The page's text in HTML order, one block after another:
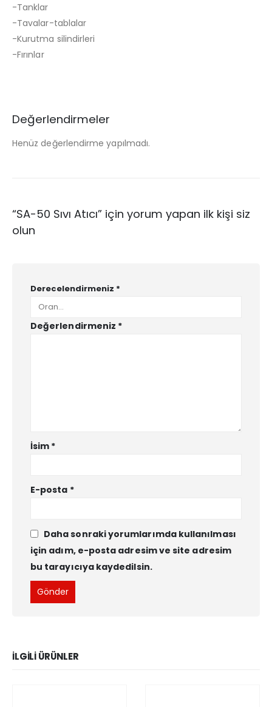
-Tanklar
-Tavalar-tablalar
-Kurutma silindirleri
-Fırınlar
Değerlendirmeler
Henüz değerlendirme yapılmadı.
“SA-50 Sıvı Atıcı” için yorum yapan ilk kişi siz
olun
Derecelendirmeniz *
Değerlendirmeniz *
İsim *
E-posta *
Daha sonraki yorumlarımda kullanılması
için adım, e-posta adresim ve site adresim
bu tarayıcıya kaydedilsin.
İLGILI ÜRÜNLER